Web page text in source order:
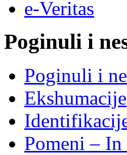
e-Veritas
Poginuli i
Poginuli i
Ekshumacije
Pomeni –